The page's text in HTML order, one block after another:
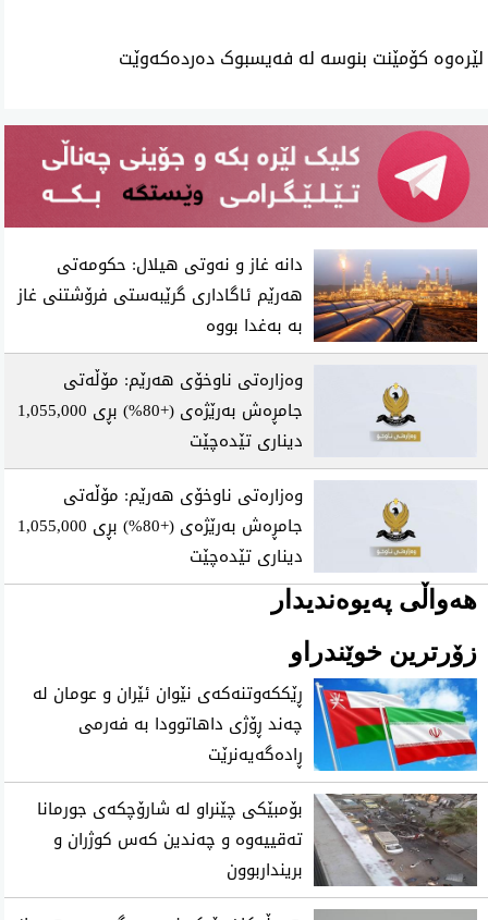
لێرەوە کۆمێنت بنوسە لە فەیسبوک دەردەکەوێت
دانە غاز و نەوتی هیلال: حکومەتی
هەرێم ئاگاداری گرێبەستی فرۆشتنی غاز
بە بەغدا بووە
وەزارەتی ناوخۆی هەرێم: مۆڵەتی
جامڕەش بەرێژەی (+80%) بڕی 1,055,000
دیناری تێدەچێت
وەزارەتی ناوخۆی هەرێم: مۆڵەتی
جامڕەش بەرێژەی (+80%) بڕی 1,055,000
دیناری تێدەچێت
هەواڵی پەیوەندیدار
زۆرترین خوێندراو
ڕێککەوتنەکەی نێوان ئێران و عومان لە
چەند ڕۆژی داهاتوودا بە فەرمی
ڕادەگەیەنرێت
بۆمبێکی چێنراو لە شارۆچکەی جورمانا
تەقییەوە و چەندین کەس کوژران و
برینداربوون